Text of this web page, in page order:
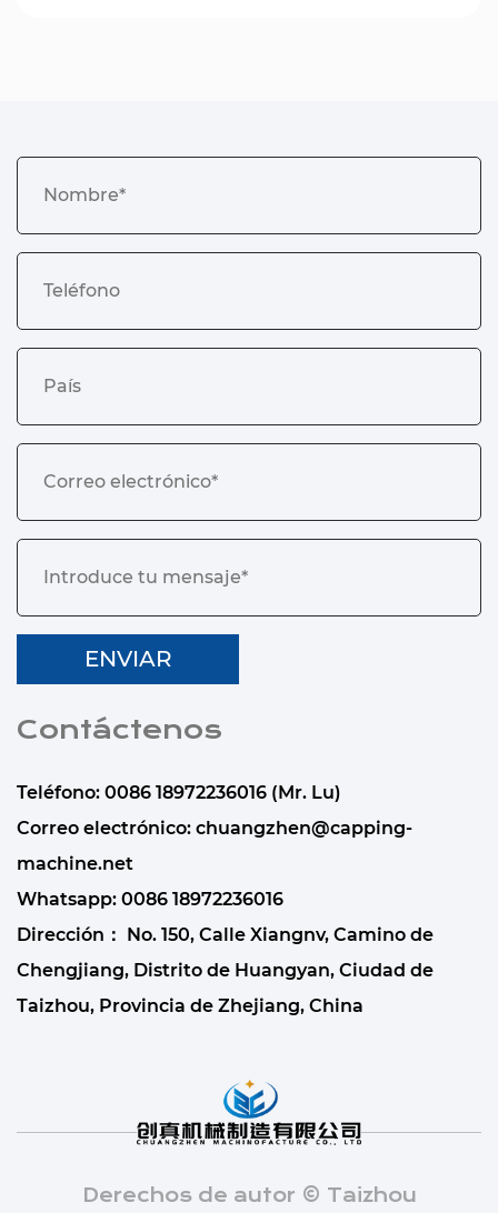
Contáctenos
Teléfono: 0086 18972236016 (Mr. Lu)
Correo electrónico: chuangzhen@capping-
machine.net
Whatsapp: 0086 18972236016
Dirección： No. 150, Calle Xiangnv, Camino de
Chengjiang, Distrito de Huangyan, Ciudad de
Taizhou, Provincia de Zhejiang, China
Derechos de autor © Taizhou